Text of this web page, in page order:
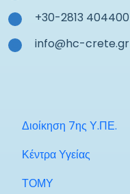
+30-2813 404400
info@hc-crete.gr
Διοίκηση 7ης Υ.ΠΕ.
Κέντρα Υγείας
ΤΟΜΥ